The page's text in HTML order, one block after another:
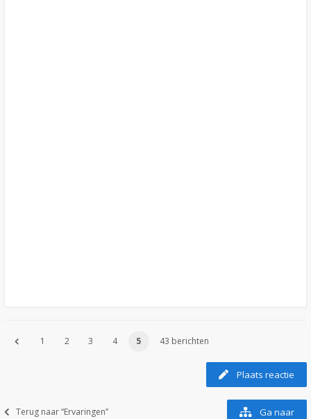
1 2 3 4 5 43 berichten
Plaats reactie
Terug naar “Ervaringen” Ga naar